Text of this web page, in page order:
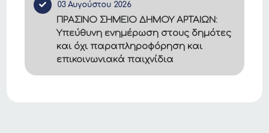
03 Αυγούστου 2026
ΠΡΑΣΙΝΟ ΣΗΜΕΙΟ ΔΗΜΟΥ ΑΡΤΑΙΩΝ:
Υπεύθυνη ενημέρωση στους δημότες
και όχι παραπληροφόρηση και
επικοινωνιακά παιχνίδια